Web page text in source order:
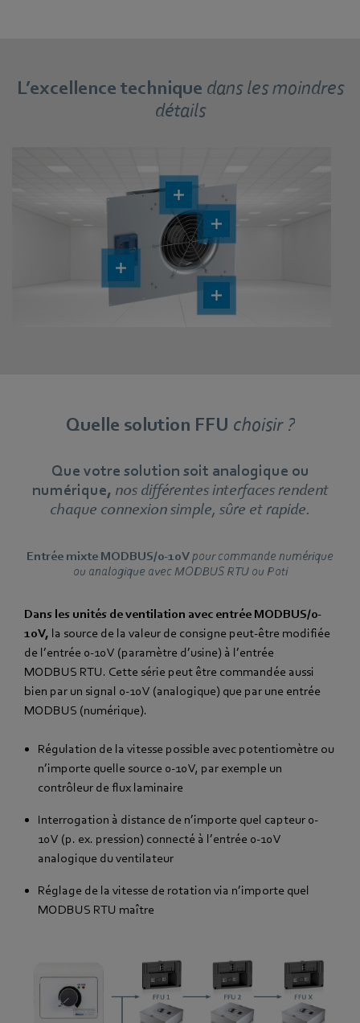
L’excellence technique dans les moindres
détails
Quelle solution FFU choisir ?
Que votre solution soit analogique ou
numérique, nos différentes interfaces rendent
chaque connexion simple, sûre et rapide.
Entrée mixte MODBUS/0-10 Vpour commande numérique
ou analogique avec MODBUS RTU ou Poti
Dans les unités de ventilation avec entrée MODBUS/0-
10 V, la source de la valeur de consigne peut-être modifiée
de l’entrée 0-10 V (paramètre d’usine) à l’entrée
MODBUS RTU. Cette série peut être commandée aussi
bien par un signal 0-10 V (analogique) que par une entrée
MODBUS (numérique).
Régulation de la vitesse possible avec potentiomètre ou
n’importe quelle source 0-10 V, par exemple un
contrôleur de flux laminaire
Interrogation à distance de n’importe quel capteur 0-
10 V (p. ex. pression) connecté à l’entrée 0-10 V
analogique du ventilateur
Réglage de la vitesse de rotation via n’importe quel
MODBUS RTU maître